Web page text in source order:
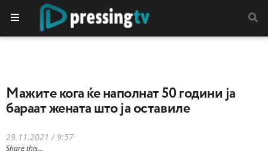
Мажите кога ќе наполнат 50 години ја
бараат жената што ја оставиле
29.11.2021 / 9:57
Share this...